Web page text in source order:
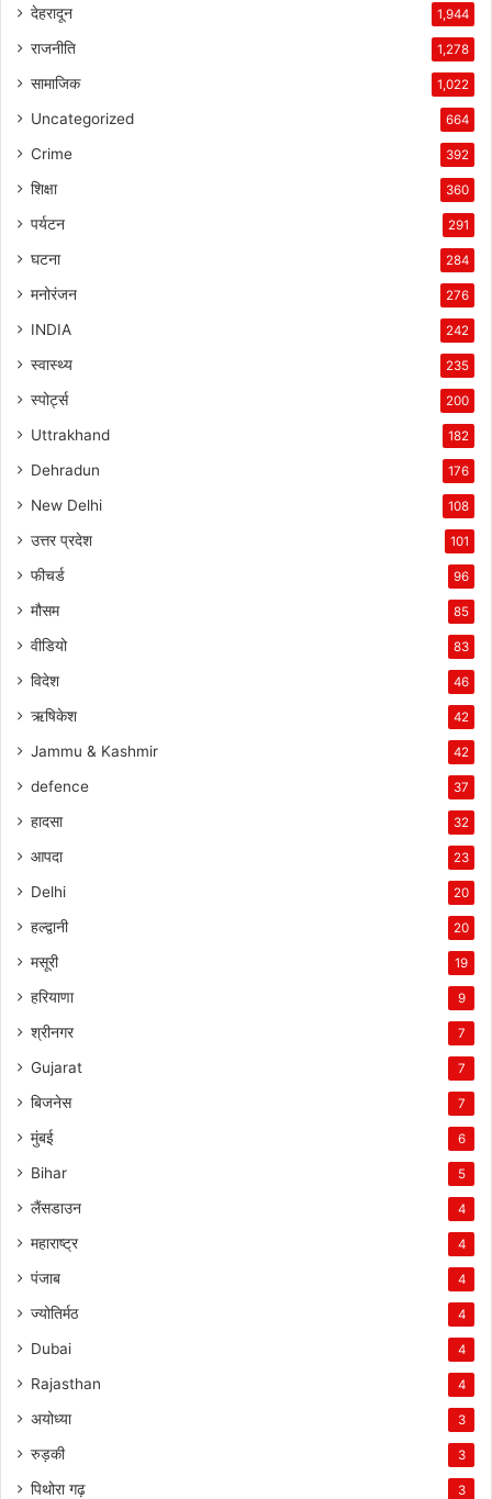
देहरादून 1,944
राजनीति 1,278
सामाजिक 1,022
Uncategorized 664
Crime 392
शिक्षा 360
पर्यटन 291
घटना 284
मनोरंजन 276
INDIA 242
स्वास्थ्य 235
स्पोर्ट्स 200
Uttrakhand 182
Dehradun 176
New Delhi 108
उत्तर प्रदेश 101
फीचर्ड 96
मौसम 85
वीडियो 83
विदेश 46
ऋषिकेश 42
Jammu & Kashmir 42
defence 37
हादसा 32
आपदा 23
Delhi 20
हल्द्वानी 20
मसूरी 19
हरियाणा 9
श्रीनगर 7
Gujarat 7
बिजनेस 7
मुंबई 6
Bihar 5
लैंसडाउन 4
महाराष्ट्र 4
पंजाब 4
ज्योतिर्मठ 4
Dubai 4
Rajasthan 4
अयोध्या 3
रुड़की 3
पिथोरा गढ़ 3